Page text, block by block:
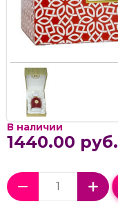
В наличии
1440.00 руб.